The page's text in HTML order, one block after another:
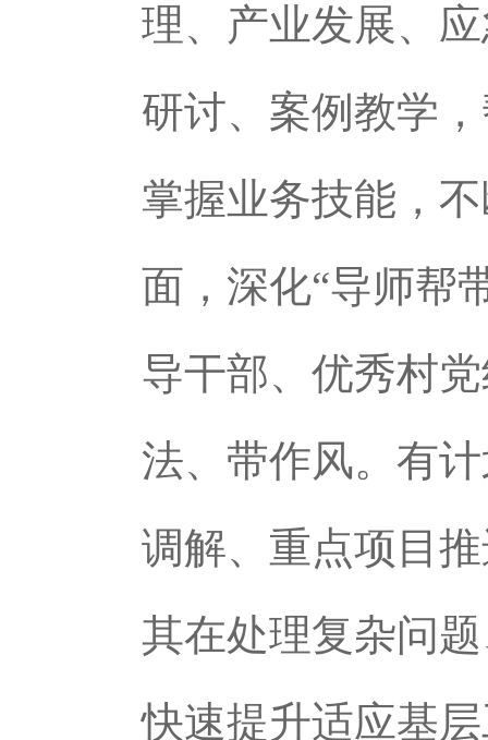
理、产业发展、
研讨、案例教学
掌握业务技能，
面，深化“导师帮
导干部、优秀村
法、带作风。有
调解、重点项目
其在处理复杂问
快速提升适应基